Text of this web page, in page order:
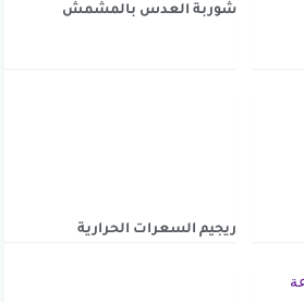
شوربة العدس بالمشمش
ريجيم السعرات الحرارية